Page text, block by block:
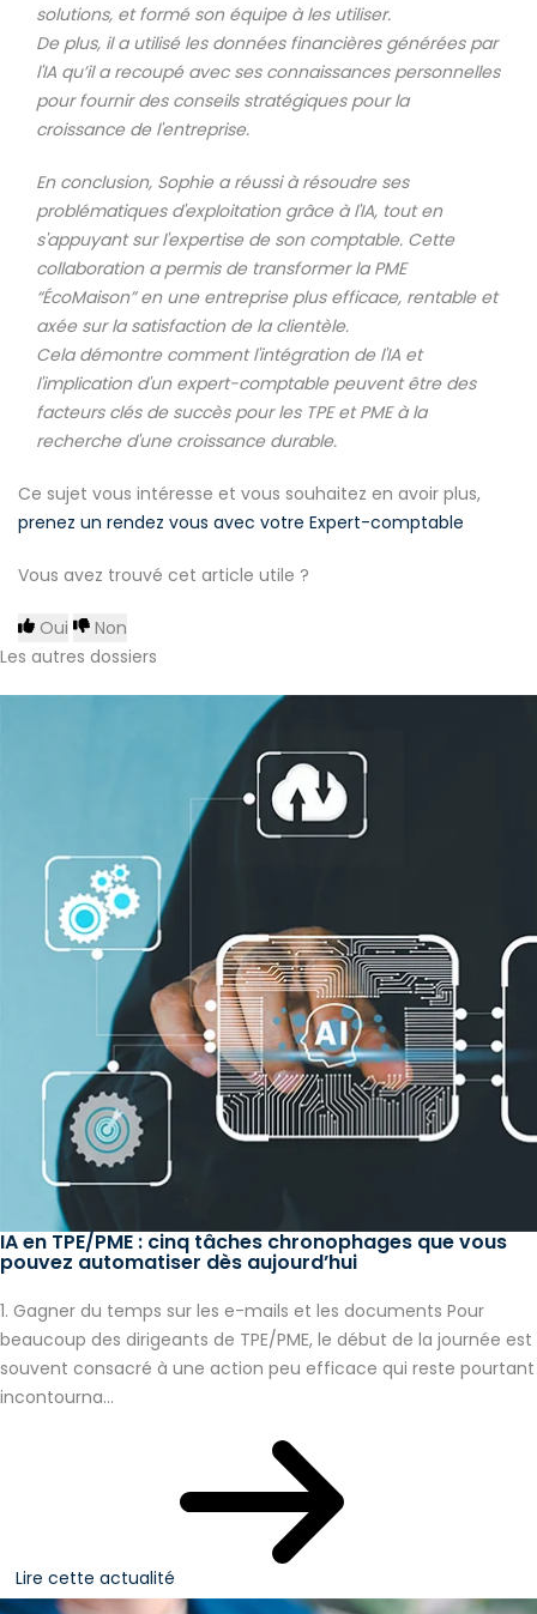
solutions, et formé son équipe à les utiliser.
De plus, il a utilisé les données financières générées par
l'IA qu’il a recoupé avec ses connaissances personnelles
pour fournir des conseils stratégiques pour la
croissance de l'entreprise.
En conclusion, Sophie a réussi à résoudre ses
problématiques d'exploitation grâce à l'IA, tout en
s'appuyant sur l'expertise de son comptable. Cette
collaboration a permis de transformer la PME
“ÉcoMaison” en une entreprise plus efficace, rentable et
axée sur la satisfaction de la clientèle.
Cela démontre comment l'intégration de l'IA et
l'implication d'un expert-comptable peuvent être des
facteurs clés de succès pour les TPE et PME à la
recherche d'une croissance durable.
Ce sujet vous intéresse et vous souhaitez en avoir plus,
prenez un rendez vous avec votre Expert-comptable
Vous avez trouvé cet article utile ?
Oui
Non
Les autres dossiers
IA en TPE/PME : cinq tâches chronophages que vous
pouvez automatiser dès aujourd’hui
1. Gagner du temps sur les e-mails et les documents Pour
beaucoup des dirigeants de TPE/PME, le début de la journée est
souvent consacré à une action peu efficace qui reste pourtant
incontourna...
Lire cette actualité